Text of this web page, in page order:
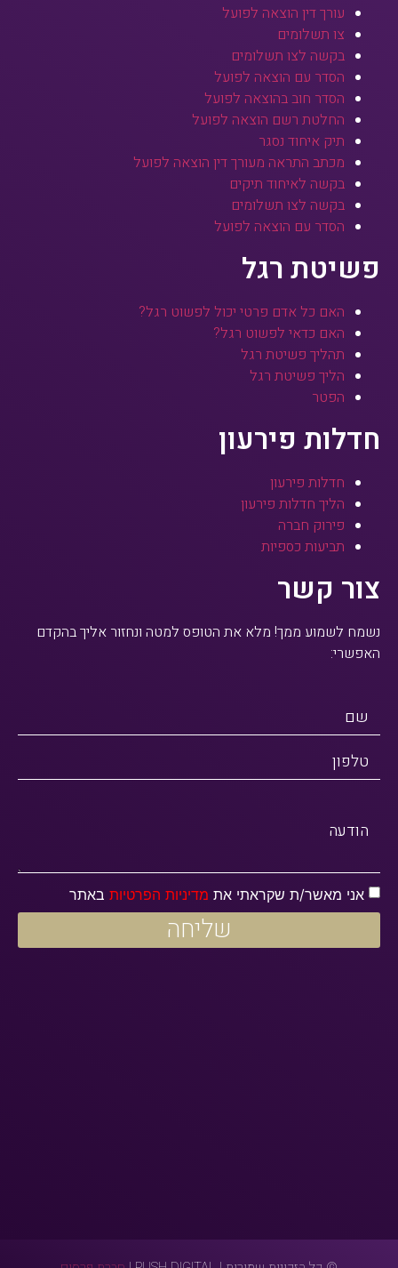
עורך דין הוצאה לפועל
צו תשלומים
בקשה לצו תשלומים
הסדר עם הוצאה לפועל
הסדר חוב בהוצאה לפועל
החלטת רשם הוצאה לפועל
תיק איחוד נסגר
מכתב התראה מעורך דין הוצאה לפועל
בקשה לאיחוד תיקים
בקשה לצו תשלומים
הסדר עם הוצאה לפועל
פשיטת רגל
האם כל אדם פרטי יכול לפשוט רגל?
האם כדאי לפשוט רגל?
תהליך פשיטת רגל
הליך פשיטת רגל
הפטר
חדלות פירעון
חדלות פירעון
הליך חדלות פירעון
פירוק חברה
תביעות כספיות
צור קשר
נשמח לשמוע ממך! מלא את הטופס למטה ונחזור אליך בהקדם
האפשרי:
שם
טלפון
הודעה
אני מאשר/ת שקראתי את מדיניות הפרטיות באתר
שליחה